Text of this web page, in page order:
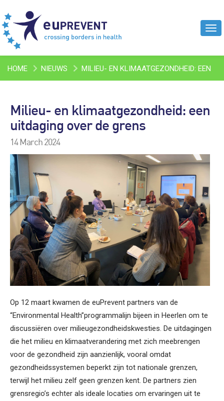
HOME NIEUWS MILIEU- EN KLIMAATGEZONDHEID: EEN
Milieu- en klimaatgezondheid: een
uitdaging over de grens
14 March 2024
Op 12 maart kwamen de euPrevent partners van de
“Environmental Health”programmalijn bijeen in Heerlen om te
discussiëren over milieugezondheidskwesties. De uitdagingen
die het milieu en klimaatverandering met zich meebrengen
voor de gezondheid zijn aanzienlijk, vooral omdat
gezondheidssystemen beperkt zijn tot nationale grenzen,
terwijl het milieu zelf geen grenzen kent. De partners zien
grensregio’s echter als ideale locaties om ervaringen uit te